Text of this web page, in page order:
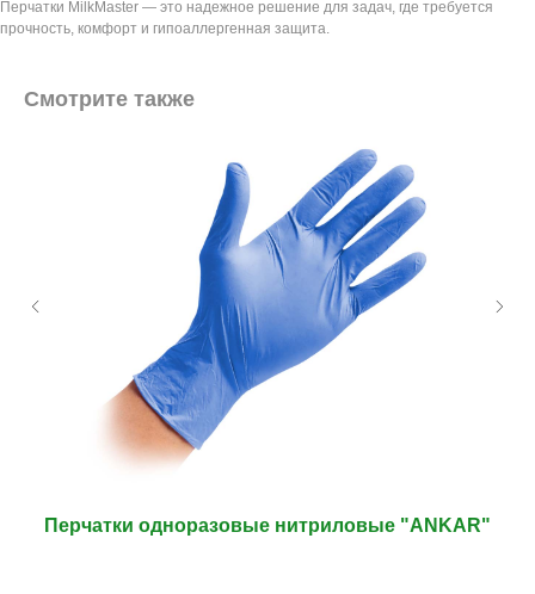
Перчатки MilkMaster — это надежное решение для задач, где требуется
прочность, комфорт и гипоаллергенная защита.
Смотрите также
Перчатки одноразовые нитриловые "ANKAR"